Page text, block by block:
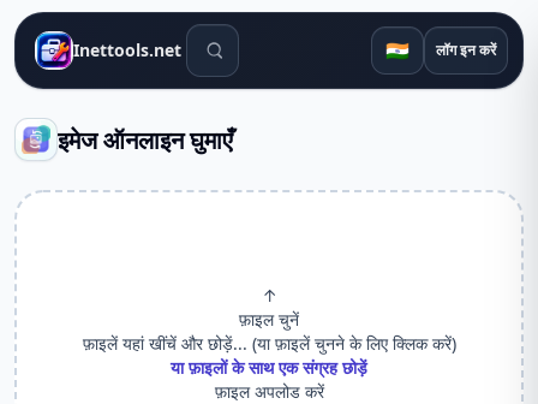
Inettools.net खोज उपकरण 🇮🇳 लॉग इन करें
इमेज ऑनलाइन घुमाएँ
↑
फ़ाइल चुनें
फ़ाइलें यहां खींचें और छोड़ें... (या फ़ाइलें चुनने के लिए क्लिक करें)
या फ़ाइलों के साथ एक संग्रह छोड़ें
फ़ाइल अपलोड करें